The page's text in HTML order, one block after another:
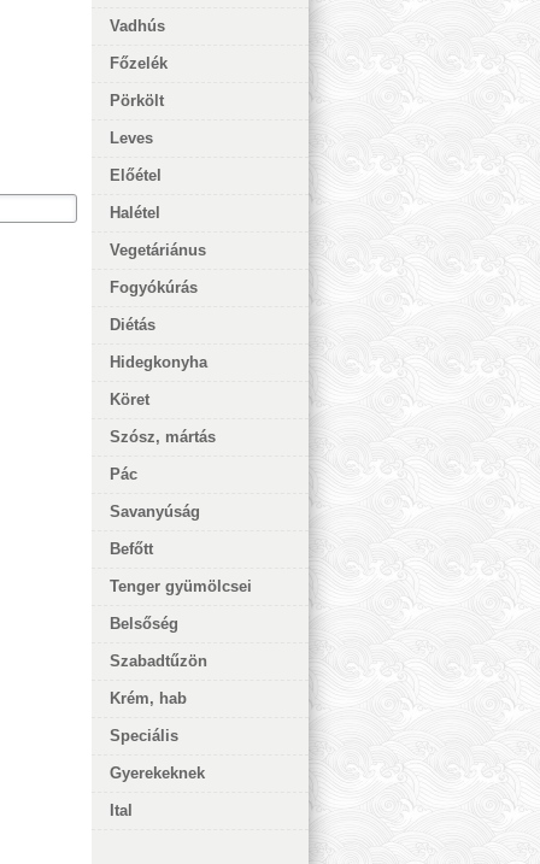
Vadhús
Főzelék
Pörkölt
Leves
Előétel
Halétel
Vegetáriánus
Fogyókúrás
Diétás
Hidegkonyha
Köret
Szósz, mártás
Pác
Savanyúság
Befőtt
Tenger gyümölcsei
Belsőség
Szabadtűzön
Krém, hab
Speciális
Gyerekeknek
Ital